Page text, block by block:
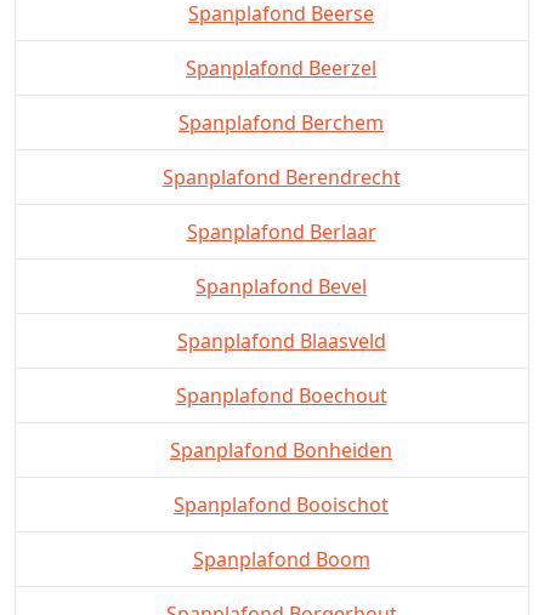
Spanplafond Beerse
Spanplafond Beerzel
Spanplafond Berchem
Spanplafond Berendrecht
Spanplafond Berlaar
Spanplafond Bevel
Spanplafond Blaasveld
Spanplafond Boechout
Spanplafond Bonheiden
Spanplafond Booischot
Spanplafond Boom